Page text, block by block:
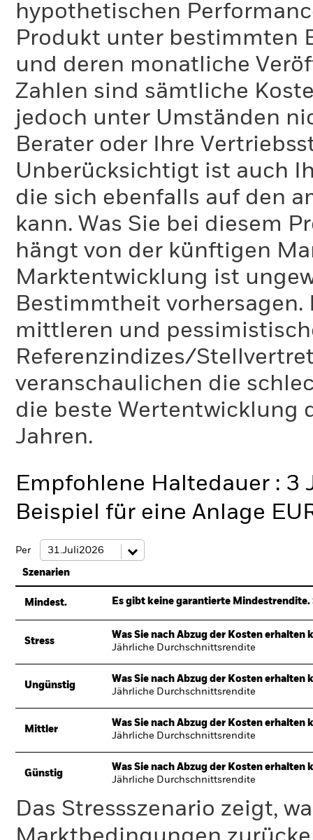
hypothetischen
Produkt unter bestimmten
und deren monatliche
Zahlen sind sämtliche
jedoch unter Umständen
Berater oder Ihre
Unberücksichtigt ist auch
die sich ebenfalls auf den
kann. Was Sie bei diesem
hängt von der künftigen
Marktentwicklung ist
Bestimmtheit
mittleren und
Referenzindizes/
veranschaulichen die
die beste Wertentwicklung
Jahren.
Empfohlene Haltedauer : 3
Beispiel für eine Anlage
Per
Szenarien
Mindest. Es gibt keine garantierte
Stress
Was Sie nach Abzug der Kosten erhalten
Jährliche Durchschnittsrendite
Ungünstig
Was Sie nach Abzug der Kosten erhalten
Jährliche Durchschnittsrendite
Mittler
Was Sie nach Abzug der Kosten erhalten
Jährliche Durchschnittsrendite
Günstig
Was Sie nach Abzug der Kosten erhalten
Jährliche Durchschnittsrendite
Das Stressszenario zeigt,